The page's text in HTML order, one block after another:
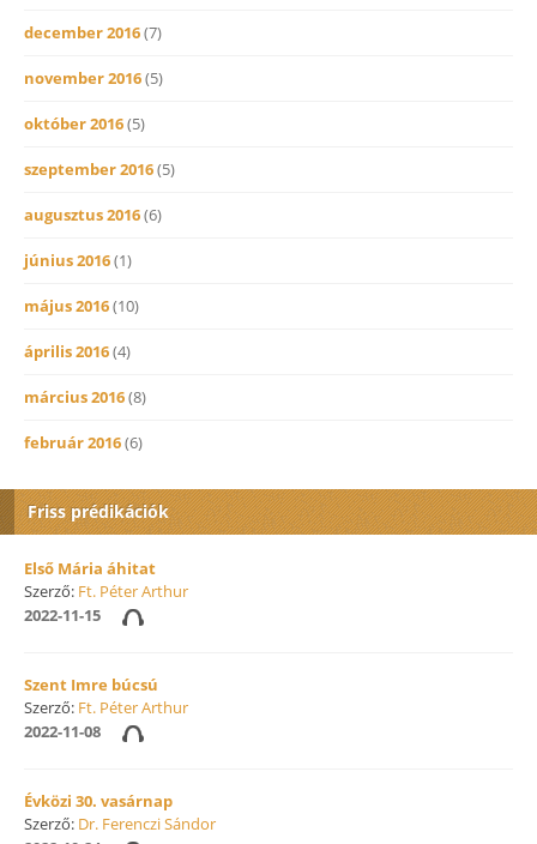
december 2016(7)
november 2016(5)
október 2016(5)
szeptember 2016(5)
augusztus 2016(6)
június 2016(1)
május 2016(10)
április 2016(4)
március 2016(8)
február 2016(6)
Friss prédikációk
Első Mária áhitat
Szerző: Ft. Péter Arthur
2022-11-15
Szent Imre búcsú
Szerző: Ft. Péter Arthur
2022-11-08
Évközi 30. vasárnap
Szerző: Dr. Ferenczi Sándor